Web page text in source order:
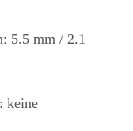
5.5 mm / 2.1
keine